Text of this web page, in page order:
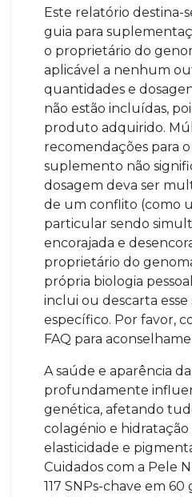
Este relatório destina-
guia para
o proprietário do
aplicável a nenhum
quantidades e
não estão incluídas,
produto adquirido.
recomendações para
suplemento não
dosagem deva ser
de um conflito (como
particular sendo
encorajada e
proprietário do
própria biologia
inclui ou descarta
específico. Por favor,
FAQ para
A saúde e aparência
profundamente
genética, afetando
colagénio e hidratação
elasticidade e
Cuidados com a Pele
117 SNPs-chave em 60